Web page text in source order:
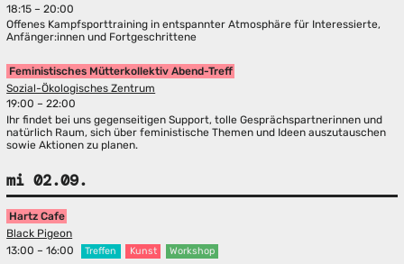
18:15 – 20:00
Offenes Kampfsporttraining in entspannter Atmosphäre für Interessierte,
Anfänger:innen und Fortgeschrittene
Feministisches Mütterkollektiv Abend-Treff
Sozial-Ökologisches Zentrum
19:00 – 22:00
Ihr findet bei uns gegenseitigen Support, tolle Gesprächspartnerinnen und
natürlich Raum, sich über feministische Themen und Ideen auszutauschen
sowie Aktionen zu planen.
mi 02.09.
Hartz Cafe
Black Pigeon
13:00 – 16:00
Treffen Kunst Workshop